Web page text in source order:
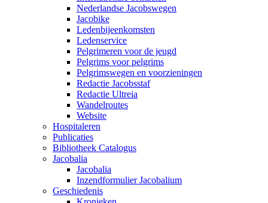
Nederlandse Jacobswegen
Jacobike
Ledenbijeenkomsten
Ledenservice
Pelgrimeren voor de jeugd
Pelgrims voor pelgrims
Pelgrimswegen en voorzieningen
Redactie Jacobsstaf
Redactie Ultreia
Wandelroutes
Website
Hospitaleren
Publicaties
Bibliotheek Catalogus
Jacobalia
Jacobalia
Inzendformulier Jacobalium
Geschiedenis